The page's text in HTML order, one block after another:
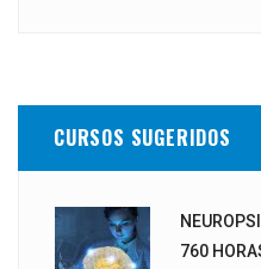
CURSOS SUGERIDOS
760